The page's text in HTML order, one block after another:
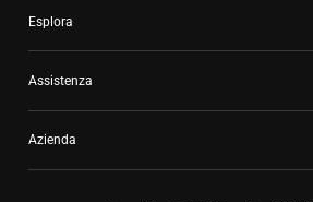
Esplora
Assistenza
Azienda